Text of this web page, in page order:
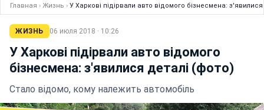
Главная › Жизнь › У Харкові підірвали авто відомого бізнесмена:
ЖИЗНЬ 06 июля 2018 · 10:26
У Харкові підірвали авто відомого
бізнесмена: з'явилися деталі (фото)
Стало відомо, кому належить автомобіль